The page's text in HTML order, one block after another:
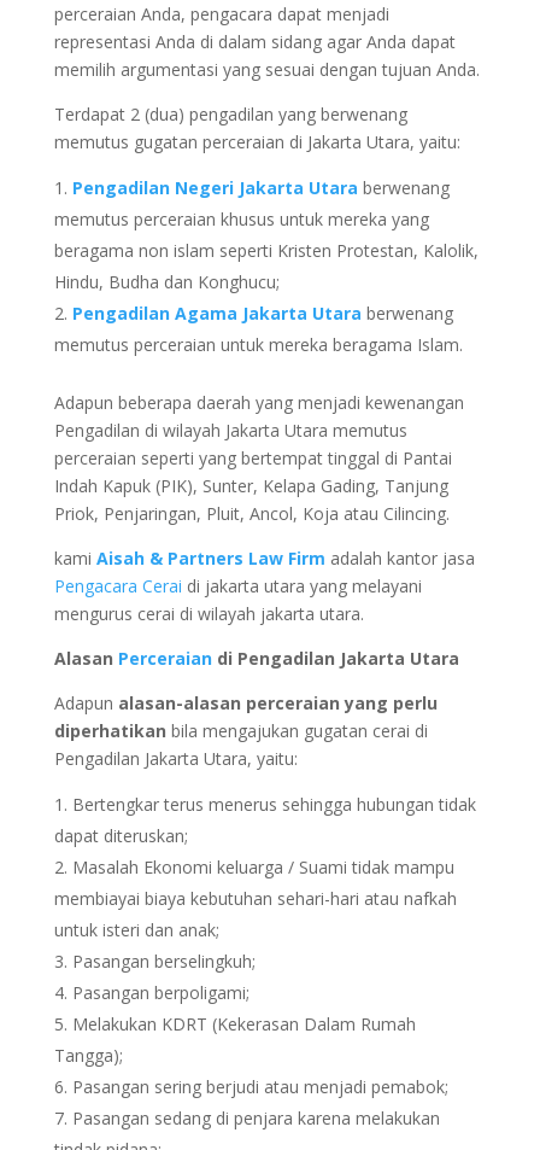
perceraian Anda, pengacara dapat menjadi
representasi Anda di dalam sidang agar Anda dapat
memilih argumentasi yang sesuai dengan tujuan Anda.
Terdapat 2 (dua) pengadilan yang berwenang
memutus gugatan perceraian di Jakarta Utara, yaitu:
Pengadilan Negeri Jakarta Utara berwenang
memutus perceraian khusus untuk mereka yang
beragama non islam seperti Kristen Protestan, Kalolik,
Hindu, Budha dan Konghucu;
Pengadilan Agama Jakarta Utara berwenang
memutus perceraian untuk mereka beragama Islam.
Adapun beberapa daerah yang menjadi kewenangan
Pengadilan di wilayah Jakarta Utara memutus
perceraian seperti yang bertempat tinggal di Pantai
Indah Kapuk (PIK), Sunter, Kelapa Gading, Tanjung
Priok, Penjaringan, Pluit, Ancol, Koja atau Cilincing.
kami Aisah & Partners Law Firm adalah kantor jasa
Pengacara Cerai di jakarta utara yang melayani
mengurus cerai di wilayah jakarta utara.
Alasan Perceraiandi Pengadilan Jakarta Utara
Adapun alasan-alasan perceraian yang perlu
diperhatikan bila mengajukan gugatan cerai di
Pengadilan Jakarta Utara, yaitu:
Bertengkar terus menerus sehingga hubungan tidak
dapat diteruskan;
Masalah Ekonomi keluarga / Suami tidak mampu
membiayai biaya kebutuhan sehari-hari atau nafkah
untuk isteri dan anak;
Pasangan berselingkuh;
Pasangan berpoligami;
Melakukan KDRT (Kekerasan Dalam Rumah
Tangga);
Pasangan sering berjudi atau menjadi pemabok;
Pasangan sedang di penjara karena melakukan